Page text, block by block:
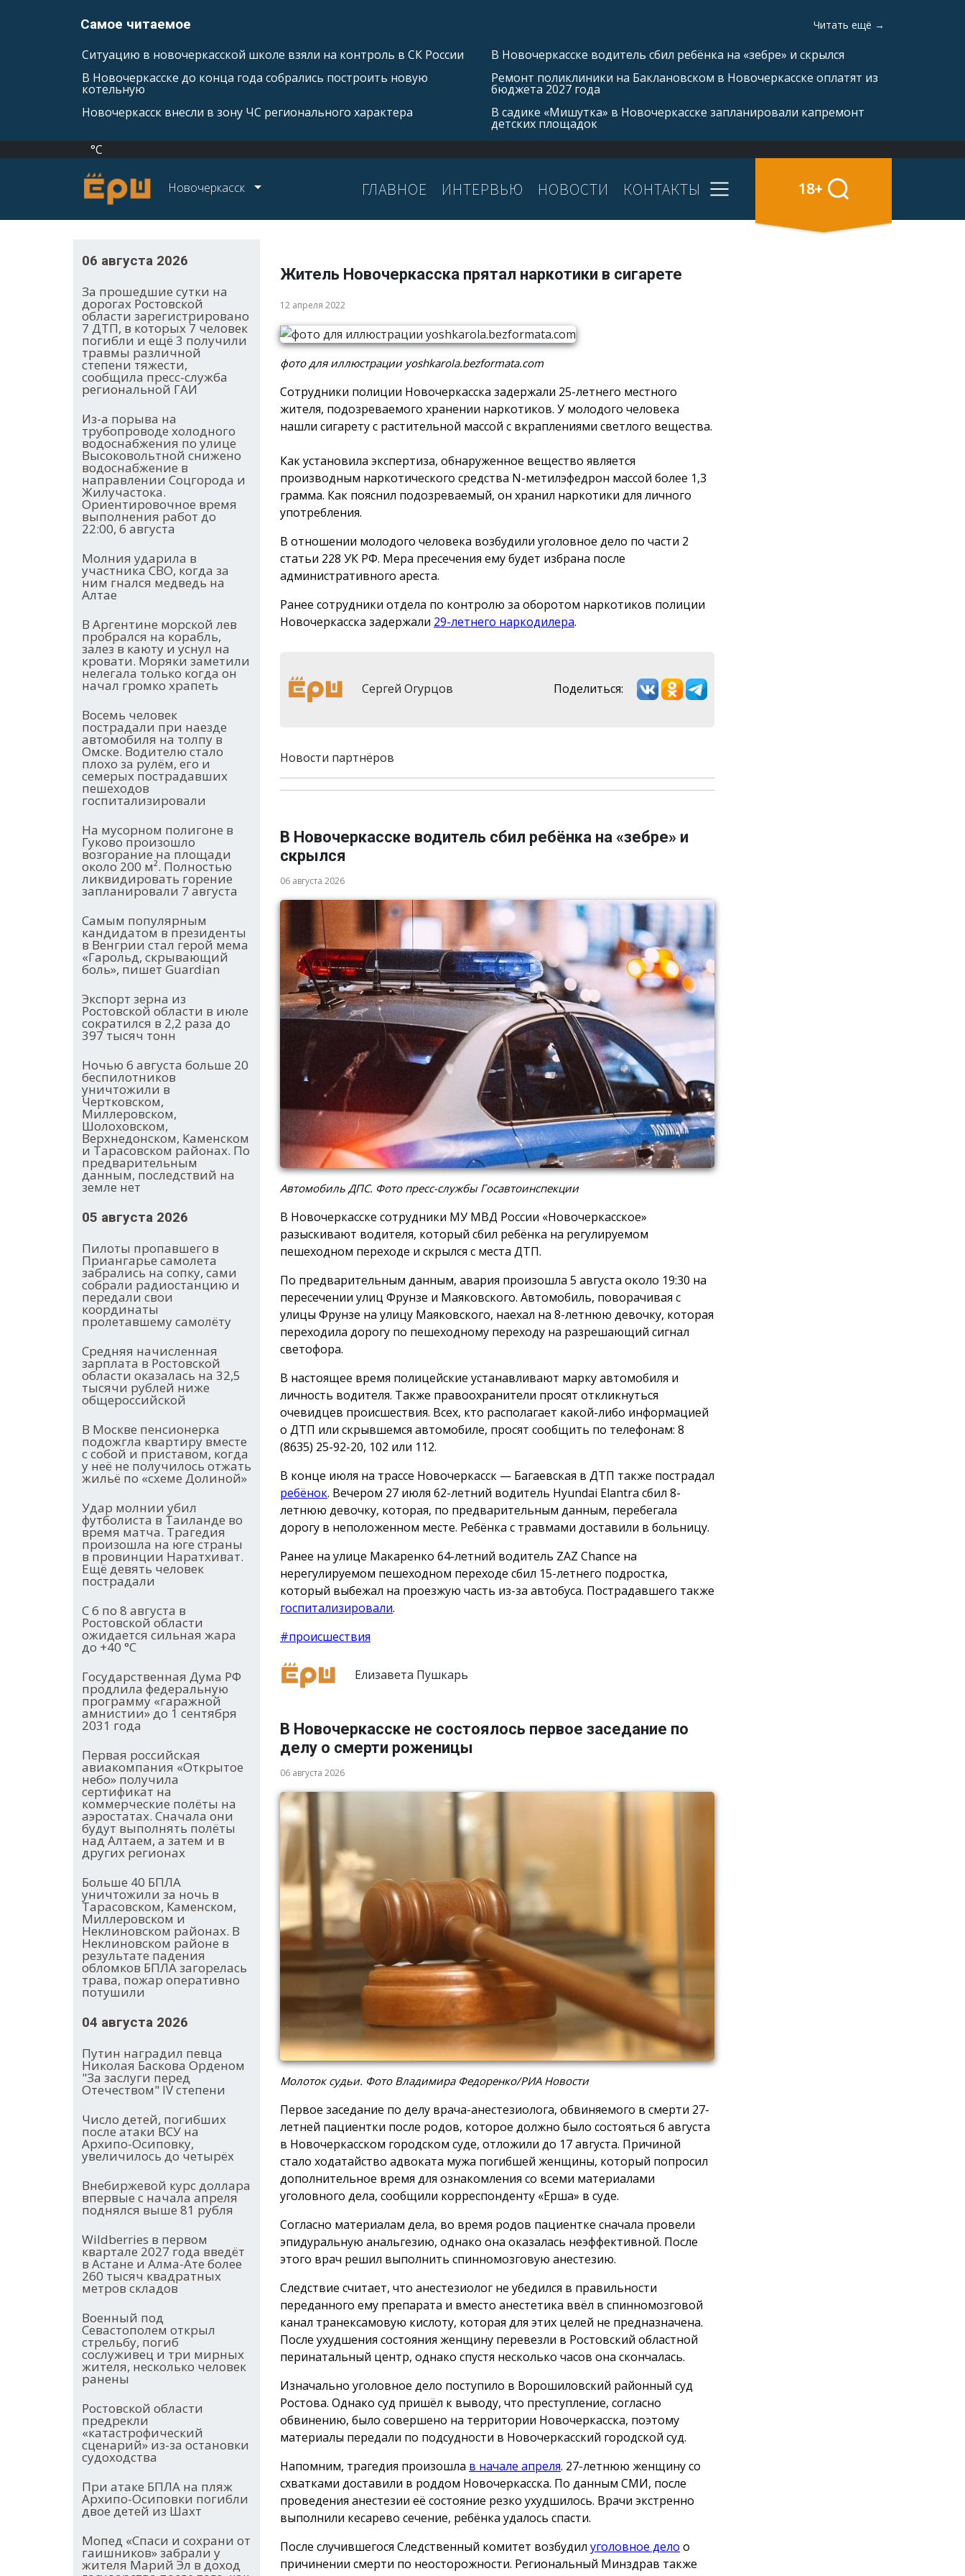
Самое читаемое Читать ещё →
Ситуацию в новочеркасской школе взяли на контроль в СК России
В Новочеркасске до конца года собрались построить новую
котельную
Новочеркасск внесли в зону ЧС регионального характера
В Новочеркасске водитель сбил ребёнка на «зебре» и скрылся
Ремонт поликлиники на Баклановском в Новочеркасске оплатят из
бюджета 2027 года
В садике «Мишутка» в Новочеркасске запланировали капремонт
детских площадок
°C
Новочеркасск ГЛАВНОЕ ИНТЕРВЬЮ НОВОСТИ КОНТАКТЫ 18+
06 августа 2026
За прошедшие сутки на
дорогах Ростовской
области зарегистрировано
7 ДТП, в которых 7 человек
погибли и ещё 3 получили
травмы различной
степени тяжести,
сообщила пресс-служба
региональной ГАИ
Из-а порыва на
трубопроводе холодного
водоснабжения по улице
Высоковольтной снижено
водоснабжение в
направлении Соцгорода и
Жилучастока.
Ориентировочное время
выполнения работ до
22:00, 6 августа
Молния ударила в
участника СВО, когда за
ним гнался медведь на
Алтае
В Аргентине морской лев
пробрался на корабль,
залез в каюту и уснул на
кровати. Моряки заметили
нелегала только когда он
начал громко храпеть
Восемь человек
пострадали при наезде
автомобиля на толпу в
Омске. Водителю стало
плохо за рулём, его и
семерых пострадавших
пешеходов
госпитализировали
На мусорном полигоне в
Гуково произошло
возгорание на площади
около 200 м². Полностью
ликвидировать горение
запланировали 7 августа
Самым популярным
кандидатом в президенты
в Венгрии стал герой мема
«Гарольд, скрывающий
боль», пишет Guardian
Экспорт зерна из
Ростовской области в июле
сократился в 2,2 раза до
397 тысяч тонн
Ночью 6 августа больше 20
беспилотников
уничтожили в
Чертковском,
Миллеровском,
Шолоховском,
Верхнедонском, Каменском
и Тарасовском районах. По
предварительным
данным, последствий на
земле нет
05 августа 2026
Пилоты пропавшего в
Приангарье самолета
забрались на сопку, сами
собрали радиостанцию и
передали свои
координаты
пролетавшему самолёту
Средняя начисленная
зарплата в Ростовской
области оказалась на 32,5
тысячи рублей ниже
общероссийской
В Москве пенсионерка
подожгла квартиру вместе
с собой и приставом, когда
у неё не получилось отжать
жильё по «схеме Долиной»
Удар молнии убил
футболиста в Таиланде во
время матча. Трагедия
произошла на юге страны
в провинции Наратхиват.
Ещё девять человек
пострадали
С 6 по 8 августа в
Ростовской области
ожидается сильная жара
до +40 °С
Государственная Дума РФ
продлила федеральную
программу «гаражной
амнистии» до 1 сентября
2031 года
Первая российская
авиакомпания «Открытое
небо» получила
сертификат на
коммерческие полёты на
аэростатах. Сначала они
будут выполнять полёты
над Алтаем, а затем и в
других регионах
Больше 40 БПЛА
уничтожили за ночь в
Тарасовском, Каменском,
Миллеровском и
Неклиновском районах. В
Неклиновском районе в
результате падения
обломков БПЛА загорелась
трава, пожар оперативно
потушили
04 августа 2026
Путин наградил певца
Николая Баскова Орденом
"За заслуги перед
Отечеством" IV степени
Число детей, погибших
после атаки ВСУ на
Архипо-Осиповку,
увеличилось до четырёх
Внебиржевой курс доллара
впервые с начала апреля
поднялся выше 81 рубля
Wildberries в первом
квартале 2027 года введёт
в Астане и Алма-Ате более
260 тысяч квадратных
метров складов
Военный под
Севастополем открыл
стрельбу, погиб
сослуживец и три мирных
жителя, несколько человек
ранены
Ростовской области
предрекли
«катастрофический
сценарий» из-за остановки
судоходства
При атаке БПЛА на пляж
Архипо-Осиповки погибли
двое детей из Шахт
Мопед «Спаси и сохрани от
гаишников» забрали у
жителя Марий Эл в доход
Житель Новочеркасска прятал наркотики в сигарете
12 апреля 2022
фото для иллюстрации yoshkarola.bezformata.com
Сотрудники полиции Новочеркасска задержали 25-летнего местного
жителя, подозреваемого хранении наркотиков. У молодого человека
нашли сигарету с растительной массой с вкраплениями светлого вещества.
Как установила экспертиза, обнаруженное вещество является
производным наркотического средства N-метилэфедрон массой более 1,3
грамма. Как пояснил подозреваемый, он хранил наркотики для личного
употребления.
В отношении молодого человека возбудили уголовное дело по части 2
статьи 228 УК РФ. Мера пресечения ему будет избрана после
административного ареста.
Ранее сотрудники отдела по контролю за оборотом наркотиков полиции
Новочеркасска задержали 29-летнего наркодилера.
Сергей Огурцов Поделиться:
Новости партнёров
В Новочеркасске водитель сбил ребёнка на «зебре» и
скрылся
06 августа 2026
Автомобиль ДПС. Фото пресс-службы Госавтоинспекции
В Новочеркасске сотрудники МУ МВД России «Новочеркасское»
разыскивают водителя, который сбил ребёнка на регулируемом
пешеходном переходе и скрылся с места ДТП.
По предварительным данным, авария произошла 5 августа около 19:30 на
пересечении улиц Фрунзе и Маяковского. Автомобиль, поворачивая с
улицы Фрунзе на улицу Маяковского, наехал на 8-летнюю девочку, которая
переходила дорогу по пешеходному переходу на разрешающий сигнал
светофора.
В настоящее время полицейские устанавливают марку автомобиля и
личность водителя. Также правоохранители просят откликнуться
очевидцев происшествия. Всех, кто располагает какой-либо информацией
о ДТП или скрывшемся автомобиле, просят сообщить по телефонам: 8
(8635) 25-92-20, 102 или 112.
В конце июля на трассе Новочеркасск — Багаевская в ДТП также пострадал
ребёнок. Вечером 27 июля 62-летний водитель Hyundai Elantra сбил 8-
летнюю девочку, которая, по предварительным данным, перебегала
дорогу в неположенном месте. Ребёнка с травмами доставили в больницу.
Ранее на улице Макаренко 64-летний водитель ZAZ Chance на
нерегулируемом пешеходном переходе сбил 15-летнего подростка,
который выбежал на проезжую часть из-за автобуса. Пострадавшего также
госпитализировали.
#происшествия
Елизавета Пушкарь
В Новочеркасске не состоялось первое заседание по
делу о смерти роженицы
06 августа 2026
Молоток судьи. Фото Владимира Федоренко/РИА Новости
Первое заседание по делу врача-анестезиолога, обвиняемого в смерти 27-
летней пациентки после родов, которое должно было состояться 6 августа
в Новочеркасском городском суде, отложили до 17 августа. Причиной
стало ходатайство адвоката мужа погибшей женщины, который попросил
дополнительное время для ознакомления со всеми материалами
уголовного дела, сообщили корреспонденту «Ерша» в суде.
Согласно материалам дела, во время родов пациентке сначала провели
эпидуральную анальгезию, однако она оказалась неэффективной. После
этого врач решил выполнить спинномозговую анестезию.
Следствие считает, что анестезиолог не убедился в правильности
переданного ему препарата и вместо анестетика ввёл в спинномозговой
канал транексамовую кислоту, которая для этих целей не предназначена.
После ухудшения состояния женщину перевезли в Ростовский областной
перинатальный центр, однако спустя несколько часов она скончалась.
Изначально уголовное дело поступило в Ворошиловский районный суд
Ростова. Однако суд пришёл к выводу, что преступление, согласно
обвинению, было совершено на территории Новочеркасска, поэтому
материалы передали по подсудности в Новочеркасский городской суд.
Напомним, трагедия произошла в начале апреля. 27-летнюю женщину со
схватками доставили в роддом Новочеркасска. По данным СМИ, после
проведения анестезии её состояние резко ухудшилось. Врачи экстренно
выполнили кесарево сечение, ребёнка удалось спасти.
После случившегося Следственный комитет возбудил уголовное дело о
причинении смерти по неосторожности. Региональный Минздрав также